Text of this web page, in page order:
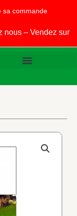
sa commande
– Vendez sur